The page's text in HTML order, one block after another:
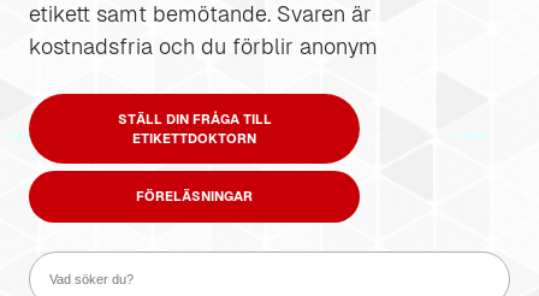
etikett samt bemötande. Svaren är
kostnadsfria och du förblir anonym
STÄLL DIN FRÅGA TILL
ETIKETTDOKTORN
FÖRELÄSNINGAR